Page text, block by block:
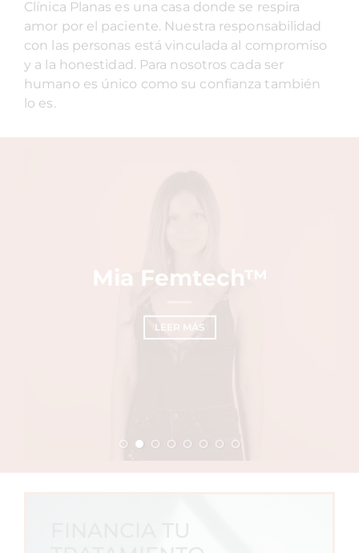
Clínica Planas es una casa donde se respira
amor por el paciente. Nuestra responsabilidad
con las personas está vinculada al compromiso
y a la honestidad. Para nosotros cada ser
humano es único como su confianza también
lo es.
Mia Femtech™
LEER MÁS